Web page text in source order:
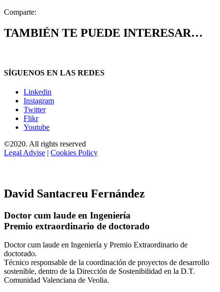
Comparte:
TAMBIÉN TE PUEDE INTERESAR…
SÍGUENOS EN LAS REDES
Linkedin
Instagram
Twitter
Flikr
Youtube
©2020. All rights reserved
Legal Advise | Cookies Policy
David Santacreu Fernández
Doctor cum laude en Ingeniería
Premio extraordinario de doctorado
Doctor cum laude en Ingeniería y Premio Extraordinario de
doctorado.
Técnico responsable de la coordinación de proyectos de desarrollo
sostenible, dentro de la Dirección de Sostenibilidad en la D.T.
Comunidad Valenciana de Veolia.